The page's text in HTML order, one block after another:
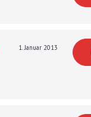
1. Januar 2013